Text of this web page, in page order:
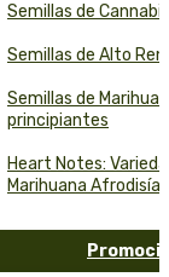
Semillas de
Semillas de Alto
Semillas de
principiantes
Heart Notes:
Marihuana